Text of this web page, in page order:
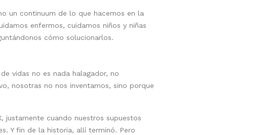
un continuum de lo que hacemos en la
enfermos, cuidamos niños y niñas
cómo solucionarlos.
vidas no es nada halagador, no
nosotras no nos inventamos, sino porque
justamente cuando nuestros supuestos
Y fin de la historia, allí terminó. Pero